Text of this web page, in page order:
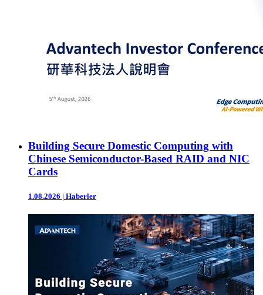
Building Secure Domestic Computing with
Chinese Semiconductor-Based RAID and NIC
Cards
1.08.2026 | Haberler